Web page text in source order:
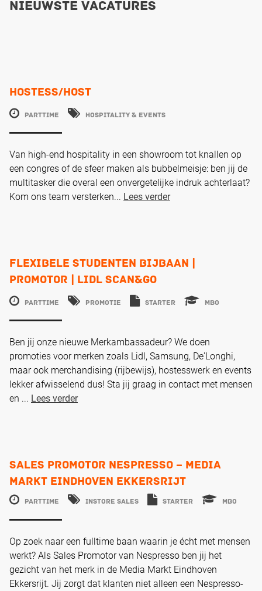
Nieuwste vacatures
Hostess/Host
Parttime Hospitality & Events
Van high-end hospitality in een showroom tot knallen op
een congres of de sfeer maken als bubbelmeisje: ben jij de
multitasker die overal een onvergetelijke indruk achterlaat?
Kom ons team versterken... Lees verder
Flexibele studenten Bijbaan |
Promotor | Lidl Scan&Go
Parttime Promotie Starter MBO
Ben jij onze nieuwe Merkambassadeur? We doen
promoties voor merken zoals Lidl, Samsung, De'Longhi,
maar ook merchandising (rijbewijs), hostesswerk en events
lekker afwisselend dus! Sta jij graag in contact met mensen
en ... Lees verder
Sales Promotor Nespresso – Media
Markt Eindhoven Ekkersrijt
Parttime Instore Sales Starter MBO
Eindhoven
Op zoek naar een fulltime baan waarin je écht met mensen
werkt? Als Sales Promotor van Nespresso ben jij het
gezicht van het merk in de Media Markt Eindhoven
Ekkersrijt. Jij zorgt dat klanten niet alleen een Nespresso-